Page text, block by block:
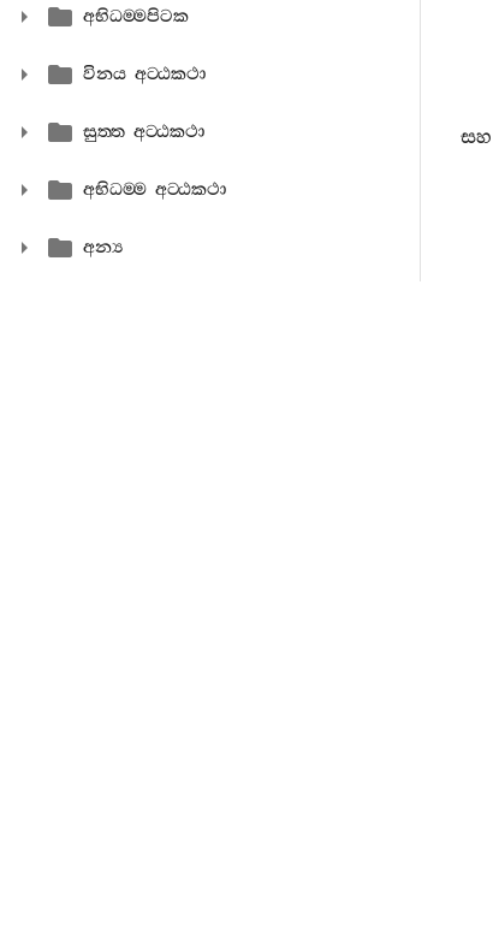
අභිධම‍්මපිටක
විනය අට‍්ඨකථා
සුත‍්ත අට‍්ඨකථා
අභිධම‍්ම අට‍්ඨකථා
අන්‍ය
සහ